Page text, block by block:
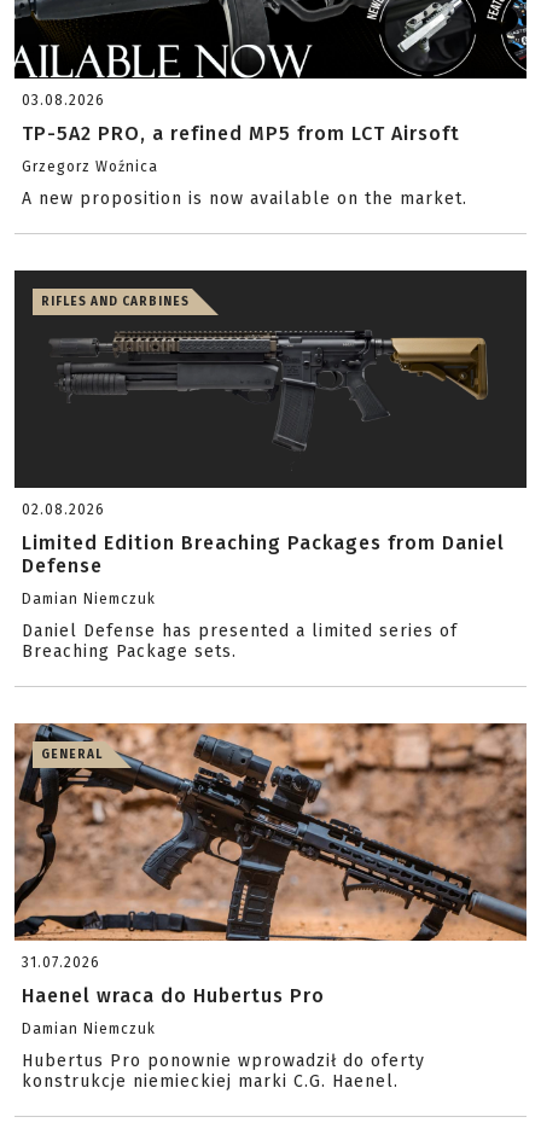
03.08.2026
TP-5A2 PRO, a refined MP5 from LCT Airsoft
Grzegorz Woźnica
A new proposition is now available on the market.
RIFLES AND CARBINES
02.08.2026
Limited Edition Breaching Packages from Daniel
Defense
Damian Niemczuk
Daniel Defense has presented a limited series of
Breaching Package sets.
GENERAL
31.07.2026
Haenel wraca do Hubertus Pro
Damian Niemczuk
Hubertus Pro ponownie wprowadził do oferty
konstrukcje niemieckiej marki C.G. Haenel.